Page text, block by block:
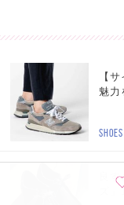
【
魅力
SHOES
良
ズ